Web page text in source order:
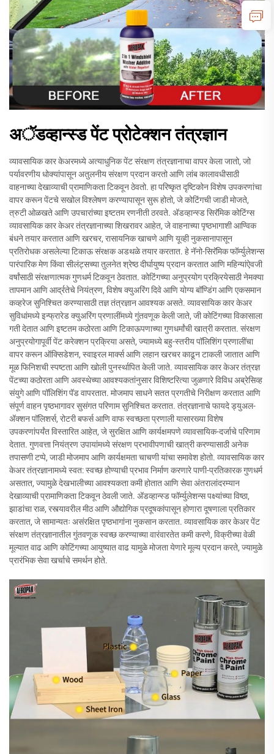
अॅडव्हान्स्ड पेंट प्रोटेक्शन तंत्रज्ञान
व्यावसायिक कार केअरमध्ये अत्याधुनिक पेंट संरक्षण तंत्रज्ञानाचा वापर केला जातो, जो
पर्यावरणीय धोक्यांपासून अतुलनीय संरक्षण प्रदान करतो आणि लांब कालावधीसाठी
वाहनाच्या देखाव्याची प्रामाणिकता टिकवून ठेवतो. हा परिष्कृत दृष्टिकोन विशेष उपकरणांचा
वापर करून पेंटचे सखोल विश्लेषण करण्यापासून सुरू होतो, जे कोटिंगची जाडी मोजते,
त्रुटी ओळखते आणि उपचारांच्या इष्टतम रणनीती ठरवते. अ‍ॅडव्हान्स्ड सिरॅमिक कोटिंग्स
व्यावसायिक कार केअर तंत्रज्ञानाच्या शिखरावर आहेत, जे वाहनाच्या पृष्ठभागाशी आण्विक
बंधने तयार करतात आणि खरचर, रासायनिक खाचणे आणि यूव्ही नुकसानापासून
प्रतिरोधक असलेल्या टिकाऊ संरक्षक अडथळे तयार करतात. हे नॅनो-सिरॅमिक फॉर्म्युलेशन्स
पारंपारिक मेण किंवा सीलंट्सच्या तुलनेत श्रेष्ठ दीर्घायुष्य प्रदान करतात आणि महिन्यांऐवजी
वर्षांसाठी संरक्षणात्मक गुणधर्म टिकवून ठेवतात. कोटिंगच्या अनुप्रयोग प्रक्रियेसाठी नेमक्या
तापमान आणि आर्द्रतेचे नियंत्रण, विशेष क्युअरिंग दिवे आणि योग्य बॉण्डिंग आणि एकसमान
कव्हरेज सुनिश्चित करण्यासाठी तज्ञ तंत्रज्ञान आवश्यक असते. व्यावसायिक कार केअर
सुविधांमध्ये इन्फ्रारेड क्युअरिंग प्रणालींमध्ये गुंतवणूक केली जाते, जी कोटिंगच्या विकासाला
गती देतात आणि इष्टतम कठोरता आणि टिकाऊपणाच्या गुणधर्मांची खात्री करतात. संरक्षण
अनुप्रयोगापूर्वी पेंट करेक्शन प्रक्रिया असते, ज्यामध्ये बहु-स्तरीय पॉलिशिंग प्रणालींचा
वापर करून ऑक्सिडेशन, स्वाइरल मार्क्स आणि लहान खरचर काढून टाकली जातात आणि
मूळ फिनिशची स्पष्टता आणि खोली पुनर्स्थापित केली जाते. व्यावसायिक कार केअर तंत्रज्ञ
पेंटच्या कठोरता आणि अवस्थेच्या आवश्यकतांनुसार विशिष्टरित्या जुळणारे विविध अब्रेसिव्ह
संयुगे आणि पॉलिशिंग पॅड वापरतात. मोजमाप साधने सतत प्रगतीचे निरीक्षण करतात आणि
संपूर्ण वाहन पृष्ठभागावर सुसंगत परिणाम सुनिश्चित करतात. तंत्रज्ञानाचे फायदे ड्युअल-
ॲक्शन पॉलिशर्स, रोटरी बफर्स आणि वाफ स्वच्छता प्रणाली यासारख्या विशेष
उपकरणांपर्यंत विस्तारित आहेत, जे सुरक्षित आणि कार्यक्षमपणे व्यावसायिक-दर्जाचे परिणाम
देतात. गुणवत्ता नियंत्रण उपायांमध्ये संरक्षण प्रभावीपणाची खात्री करण्यासाठी अनेक
तपासणी टप्पे, जाडी मोजमाप आणि कार्यक्षमता चाचणी यांचा समावेश होतो. व्यावसायिक कार
केअर तंत्रज्ञानामध्ये स्वत: स्वच्छ होण्याची प्रभाव निर्माण करणारे पाणी-प्रतिकारक गुणधर्म
असतात, ज्यामुळे देखभालीच्या आवश्यकता कमी होतात आणि सेवा अंतरालांदरम्यान
देखाव्याची प्रामाणिकता टिकवून ठेवली जाते. अ‍ॅडव्हान्स्ड फॉर्म्युलेशन्स पक्ष्यांच्या विष्ठा,
झाडांचा राळ, रस्त्यावरील मीठ आणि औद्योगिक प्रदूषकांपासून होणारा दूषणाला प्रतिकार
करतात, जे सामान्यतः असंरक्षित पृष्ठभागांना नुकसान करतात. व्यावसायिक कार केअर पेंट
संरक्षण तंत्रज्ञानातील गुंतवणूक स्वच्छ करण्याच्या वारंवारतेत कमी करणे, विक्रीच्या वेळी
मूल्यात वाढ आणि कोटिंगच्या आयुष्यात वाढ यामुळे मोजता येणारे मूल्य प्रदान करते, ज्यामुळे
प्रारंभिक सेवा खर्चाचे समर्थन होते.